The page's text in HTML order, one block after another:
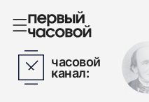
Часы
Поиск по сайту
часовой
канал: